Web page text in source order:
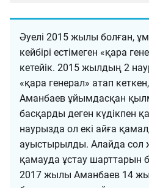
Әуелі 2015 жылы болған,
кейбірі естімеген «қара
кетейік. 2015 жылдың 2
«қара генерал» атап
Аманбаев ұйымдасқан
басқарды деген күдікпен
наурызда ол екі айға
ауыстырылды. Алайда сол
қамауда ұстау шарттарын
2017 жылы Аманбаев 14